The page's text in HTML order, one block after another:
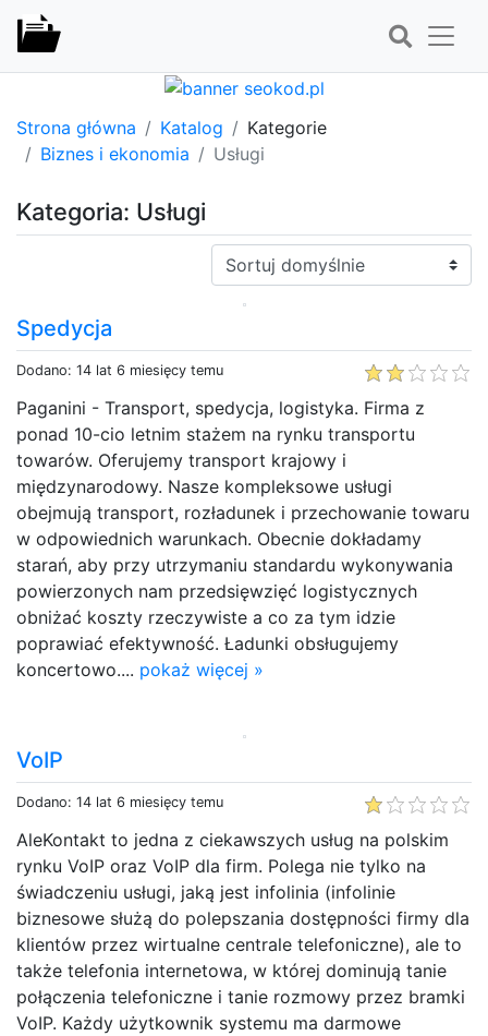
Strona główna Katalog
Kategorie
Biznes i ekonomia
Usługi
Kategoria: Usługi
Sortuj:
Spedycja
Dodano: 14 lat 6 miesięcy temu
Paganini - Transport, spedycja, logistyka. Firma z
ponad 10-cio letnim stażem na rynku transportu
towarów. Oferujemy transport krajowy i
międzynarodowy. Nasze kompleksowe usługi
obejmują transport, rozładunek i przechowanie towaru
w odpowiednich warunkach. Obecnie dokładamy
starań, aby przy utrzymaniu standardu wykonywania
powierzonych nam przedsięwzięć logistycznych
obniżać koszty rzeczywiste a co za tym idzie
poprawiać efektywność. Ładunki obsługujemy
koncertowo.... pokaż więcej »
VoIP
Dodano: 14 lat 6 miesięcy temu
AleKontakt to jedna z ciekawszych usług na polskim
rynku VoIP oraz VoIP dla firm. Polega nie tylko na
świadczeniu usługi, jaką jest infolinia (infolinie
biznesowe służą do polepszania dostępności firmy dla
klientów przez wirtualne centrale telefoniczne), ale to
także telefonia internetowa, w której dominują tanie
połączenia telefoniczne i tanie rozmowy przez bramki
VoIP. Każdy użytkownik systemu ma darmowe